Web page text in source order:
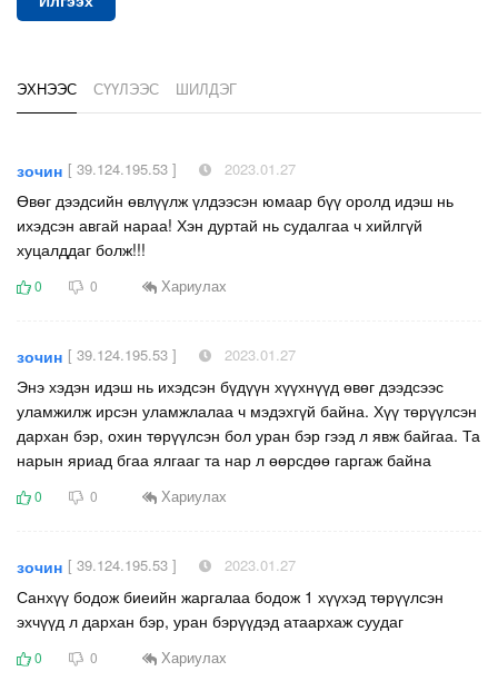
ЭХНЭЭС СҮҮЛЭЭС ШИЛДЭГ
зочин [ 39.124.195.53 ] 2023.01.27
Өвөг дээдсийн өвлүүлж үлдээсэн юмаар бүү оролд идэш нь
ихэдсэн авгай нараа! Хэн дуртай нь судалгаа ч хийлгүй
хуцалддаг болж!!!
0 0 Хариулах
зочин [ 39.124.195.53 ] 2023.01.27
Энэ хэдэн идэш нь ихэдсэн бүдүүн хүүхнүүд өвөг дээдсээс
уламжилж ирсэн уламжлалаа ч мэдэхгүй байна. Хүү төрүүлсэн
дархан бэр, охин төрүүлсэн бол уран бэр гээд л явж байгаа. Та
нарын яриад бгаа ялгааг та нар л өөрсдөө гаргаж байна
0 0 Хариулах
зочин [ 39.124.195.53 ] 2023.01.27
Санхүү бодож биеийн жаргалаа бодож 1 хүүхэд төрүүлсэн
эхчүүд л дархан бэр, уран бэрүүдэд атаархаж суудаг
0 0 Хариулах